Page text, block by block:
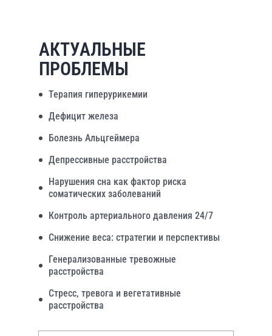
АКТУАЛЬНЫЕ
ПРОБЛЕМЫ
Терапия гиперурикемии
Дефицит железа
Болезнь Альцгеймера
Депрессивные расстройства
Нарушения сна как фактор риска
соматических заболеваний
Контроль артериального давления 24/7
Снижение веса: стратегии и перспективы
Генерализованные тревожные
расстройства
Стресс, тревога и вегетативные
расстройства